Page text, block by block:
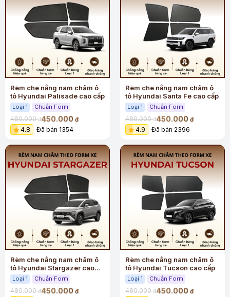
Rèm che nắng nam châm ô
tô Hyundai Palisade cao cấp
Loại 1 Chuẩn Form
480.000đ450.000 đ
4.8 Đã bán 1354
Rèm che nắng nam châm ô
tô Hyundai Santa Fe cao cấp
Loại 1 Chuẩn Form
480.000đ450.000 đ
4.9 Đã bán 2396
Rèm che nắng nam châm ô
tô Hyundai Stargazer cao
cấp
Loại 1 Chuẩn Form
480.000đ450.000 đ
Rèm che nắng nam châm ô
tô Hyundai Tucson cao cấp
Loại 1 Chuẩn Form
480.000đ450.000 đ